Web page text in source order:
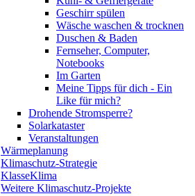
Geschirr spülen
Wäsche waschen & trocknen
Duschen & Baden
Fernseher, Computer,
Notebooks
Im Garten
Meine Tipps für dich - Ein
Like für mich?
Drohende Stromsperre?
Solarkataster
Veranstaltungen
Wärmeplanung
Klimaschutz-Strategie
KlasseKlima
Weitere Klimaschutz-Projekte